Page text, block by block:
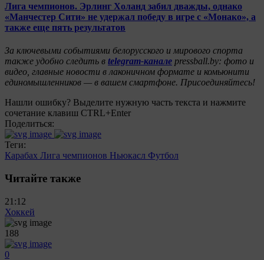
Лига чемпионов. Эрлинг Холанд забил дважды, однако
«Манчестер Сити» не удержал победу в игре с «Монако», а
также еще пять результатов
За ключевыми событиями белорусского и мирового спорта
также удобно следить в telegram-канале pressball.by: фото и
видео, главные новости в лаконичном формате и комьюнити
единомышленников — в вашем смартфоне. Присоединяйтесь!
Нашли ошибку? Выделите нужную часть текста и нажмите
сочетание клавиш CTRL+Enter
Поделиться:
Теги:
Карабах Лига чемпионов Ньюкасл Футбол
Читайте также
21:12
Хоккей
188
0